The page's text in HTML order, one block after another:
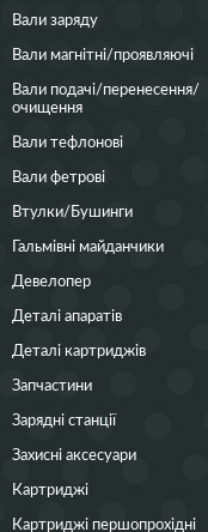
Вали заряду
Вали магнітні/проявляючі
Вали подачі/перенесення/
очищення
Вали тефлонові
Вали фетрові
Втулки/Бушинги
Гальмівні майданчики
Девелопер
Деталі апаратів
Деталі картриджів
Запчастини
Зарядні станції
Захисні аксесуари
Картриджі
Картриджі першопрохідні